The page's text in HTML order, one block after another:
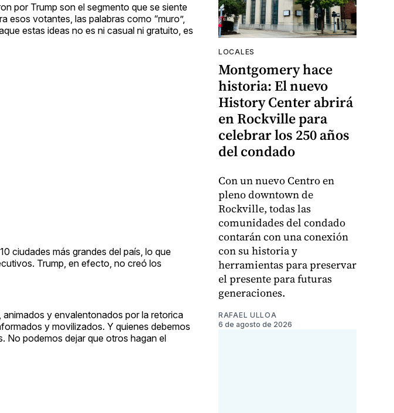
por Trump son el segmento que se siente
esos votantes, las palabras como “muro”,
estas ideas no es ni casual ni gratuito, es
ciudades más grandes del país, lo que
Trump, en efecto, no creó los
y envalentonados por la retorica
y movilizados. Y quienes debemos
No podemos dejar que otros hagan el
LOCALES
Montgomery hace
historia: El nuevo
History Center abrirá
en Rockville para
celebrar los 250 años
del condado
Con un nuevo Centro en
pleno downtown de
Rockville, todas las
comunidades del condado
contarán con una conexión
con su historia y
herramientas para preservar
el presente para futuras
generaciones.
RAFAEL ULLOA
6 de agosto de 2026